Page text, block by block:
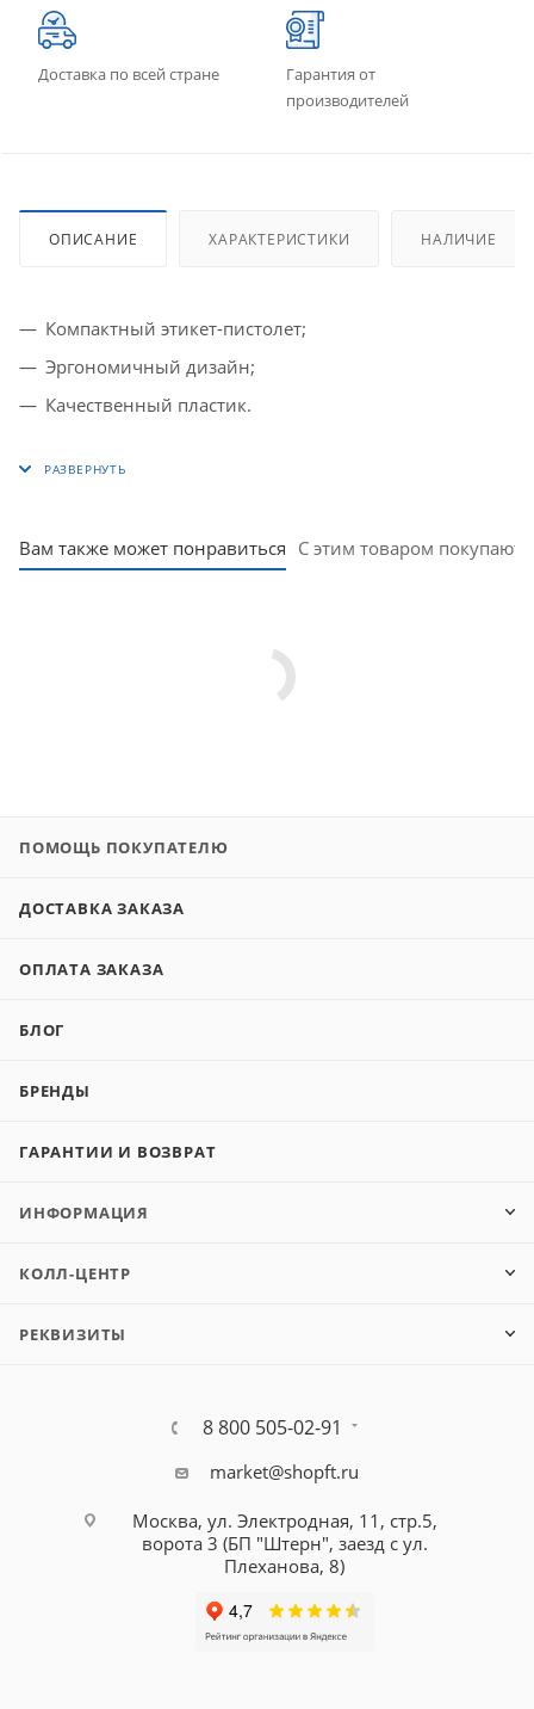
Доставка по всей стране
Гарантия от
производителей
ОПИСАНИЕ ХАРАКТЕРИСТИКИ НАЛИЧИЕ
Компактный этикет-пистолет;
Эргономичный дизайн;
Качественный пластик.
Вам также может понравиться С этим товаром покупают
ПОМОЩЬ ПОКУПАТЕЛЮ
ДОСТАВКА ЗАКАЗА
ОПЛАТА ЗАКАЗА
БЛОГ
БРЕНДЫ
ГАРАНТИИ И ВОЗВРАТ
ИНФОРМАЦИЯ
КОЛЛ-ЦЕНТР
РЕКВИЗИТЫ
8 800 505-02-91
market@shopft.ru
Москва, ул. Электродная, 11, стр.5,
ворота 3 (БП "Штерн", заезд с ул.
Плеханова, 8)